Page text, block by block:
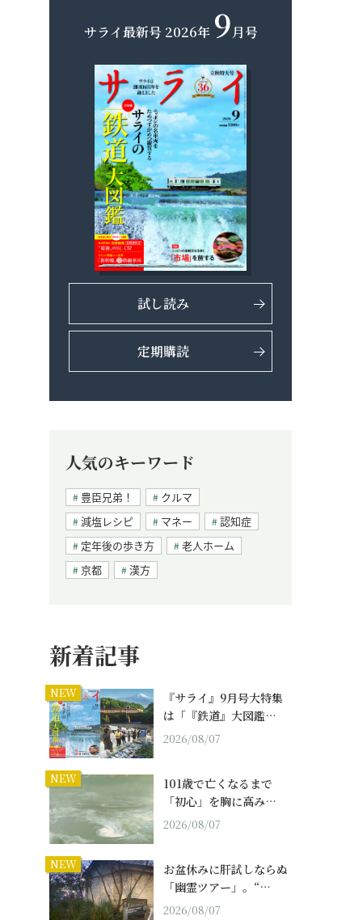
サライ最新号 2026年 9月号
試し読み
定期購読
人気のキーワード
豊臣兄弟！
クルマ
減塩レシピ
マネー
認知症
定年後の歩き方
老人ホーム
京都
漢方
新着記事
NEW
『サライ』9月号大特集
は「『鉄道』大図鑑…
2026/08/07
NEW
101歳で亡くなるまで
「初心」を胸に高み…
2026/08/07
NEW
お盆休みに肝試しならぬ
「幽霊ツアー」。“…
2026/08/07